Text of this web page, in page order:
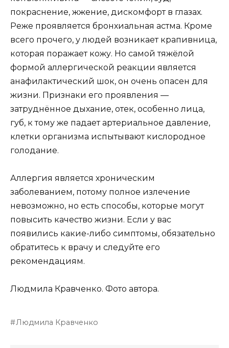
покраснение, жжение, дискомфорт в глазах.
Реже проявляется бронхиальная астма. Кроме
всего прочего, у людей возникает крапивница,
которая поражает кожу. Но самой тяжёлой
формой аллергической реакции является
анафилактический шок, он очень опасен для
жизни. Признаки его проявления —
затруднённое дыхание, отек, особенно лица,
губ, к тому же падает артериальное давление,
клетки организма испытывают кислородное
голодание.
Аллергия является хроническим
заболеванием, потому полное излечение
невозможно, но есть способы, которые могут
повысить качество жизни. Если у вас
появились какие-либо симптомы, обязательно
обратитесь к врачу и следуйте его
рекомендациям.
Людмила Кравченко. Фото автора.
Людмила Кравченко